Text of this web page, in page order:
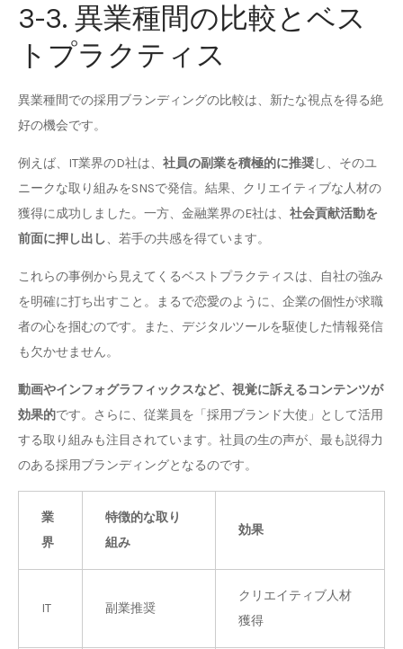
3-3. 異業種間の比較とベス
トプラクティス
異業種間での採用ブランディングの比較は、新たな視点を得る絶
好の機会です。
例えば、IT業界のD社は、 社員の副業を積極的に推奨し、そのユ
ニークな取り組みをSNSで発信。結果、クリエイティブな人材の
獲得に成功しました。一方、金融業界のE社は、 社会貢献活動を
前面に押し出し、若手の共感を得ています。
これらの事例から見えてくるベストプラクティスは、自社の強み
を明確に打ち出すこと。まるで恋愛のように、企業の個性が求職
者の心を掴むのです。また、デジタルツールを駆使した情報発信
も欠かせません。
動画やインフォグラフィックスなど、視覚に訴えるコンテンツが
効果的です。さらに、従業員を「採用ブランド大使」として活用
する取り組みも注目されています。社員の生の声が、最も説得力
のある採用ブランディングとなるのです。
業
界
特徴的な取り
組み
効果
IT 副業推奨
クリエイティブ人材
獲得